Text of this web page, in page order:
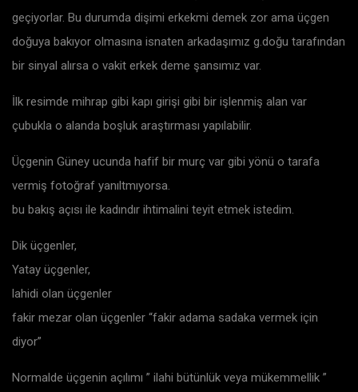
geçiyorlar. Bu durumda dişimi erkekmi demek zor ama üçgen
doğuya bakıyor olmasına isnaten arkadaşımız g.doğu tarafından
bir sinyal alırsa o vakit erkek deme şansımız var.
İlk resimde mihrap gibi kapı girişi gibi bir işlenmiş alan var
çubukla o alanda boşluk araştırması yapılabilir.
Üçgenin Güney ucunda hafif bir murç var gibi yönü o tarafa
vermiş fotoğraf yanıltmıyorsa.
bu bakış açısı ile kadındır ihtimalini teyit etmek istedim.
Dik üçgenler,
Yatay üçgenler,
lahidi olan üçgenler
fakir mezar olan üçgenler “fakir adama sadaka vermek için
diyor”
Normalde üçgenin açılımı ” ilahi bütünlük veya mükemmellik ”